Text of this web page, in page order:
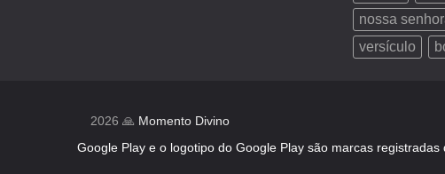
nossa
versículo
2026 🙏 Momento Divino
Google Play e o logotipo do Google Play são marcas registradas